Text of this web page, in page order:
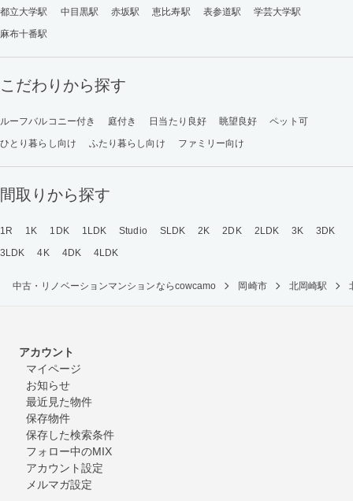
都立大学駅
中目黒駅 赤坂駅 恵比寿駅 表参道駅
学芸大学駅
麻布十番駅
こだわりから探す
ルーフバルコニー付き 庭付き 日当たり良好 眺望良好
ペット可
ひとり暮らし向け
ふたり暮らし向け ファミリー向け
間取りから探す
1R 1K 1DK 1LDK Studio SLDK 2K 2DK 2LDK 3K
3DK
3LDK
4K 4DK 4LDK
中古・リノベーションマンションならcowcamo 岡崎市 北岡崎駅
アカウント
マイページ
お知らせ
最近見た物件
保存物件
保存した検索条件
フォロー中のMIX
アカウント設定
メルマガ設定